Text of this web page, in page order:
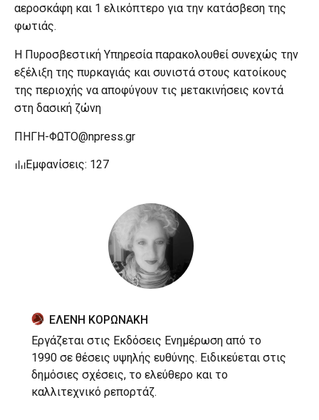
αεροσκάφη και 1 ελικόπτερο για την κατάσβεση της
φωτιάς.
Η Πυροσβεστική Υπηρεσία παρακολουθεί συνεχώς την
εξέλιξη της πυρκαγιάς και συνιστά στους κατοίκους
της περιοχής να αποφύγουν τις μετακινήσεις κοντά
στη δασική ζώνη
ΠΗΓΗ-ΦΩΤΟ@npress.gr
Εμφανίσεις: 127
ΕΛΕΝΗ ΚΟΡΩΝΑΚΗ
Εργάζεται στις Εκδόσεις Ενημέρωση από το
1990 σε θέσεις υψηλής ευθύνης. Ειδικεύεται στις
δημόσιες σχέσεις, το ελεύθερο και το
καλλιτεχνικό ρεπορτάζ.